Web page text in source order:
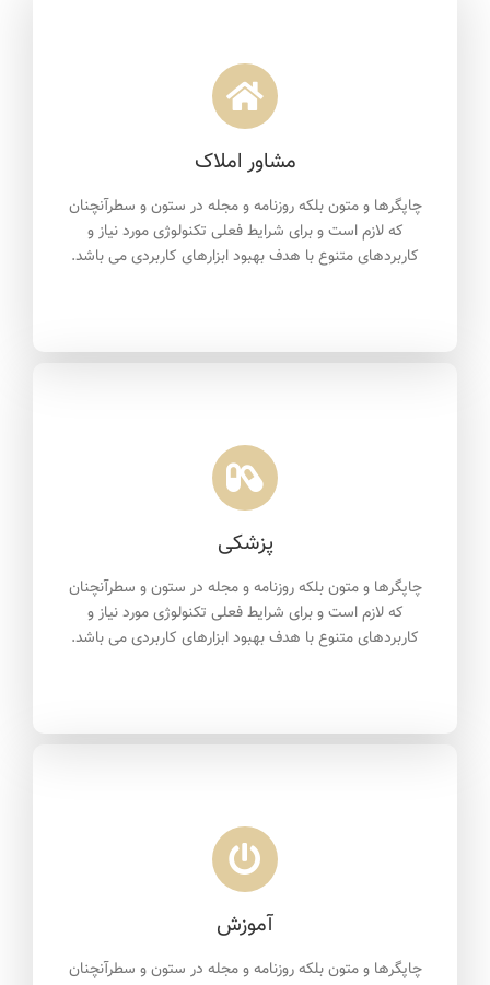
مشاور املاک
چاپگرها و متون بلکه روزنامه و مجله در ستون و سطرآنچنان
که لازم است و برای شرایط فعلی تکنولوژی مورد نیاز و
کاربردهای متنوع با هدف بهبود ابزارهای کاربردی می باشد.
پزشکی
چاپگرها و متون بلکه روزنامه و مجله در ستون و سطرآنچنان
که لازم است و برای شرایط فعلی تکنولوژی مورد نیاز و
کاربردهای متنوع با هدف بهبود ابزارهای کاربردی می باشد.
آموزش
چاپگرها و متون بلکه روزنامه و مجله در ستون و سطرآنچنان